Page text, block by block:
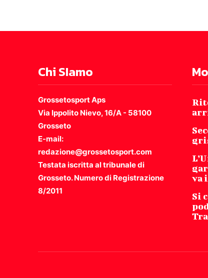
Chi SIamo
Grossetosport Aps
Via Ippolito Nievo, 16/A - 58100
Grosseto
E-mail:
redazione@grossetosport.com
Testata iscritta al tribunale di
Grosseto. Numero di Registrazione
8/2011
va
Si